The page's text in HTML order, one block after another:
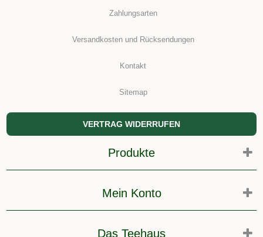
Zahlungsarten
Versandkosten und Rücksendungen
Kontakt
Sitemap
VERTRAG WIDERRUFEN
Produkte
Mein Konto
Das Teehaus